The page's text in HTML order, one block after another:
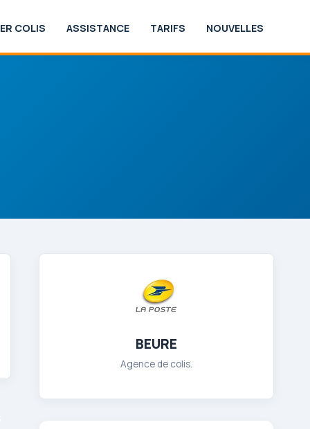
COLIS ASSISTANCE TARIFS NOUVELLES
BEURE
Agence de colis.